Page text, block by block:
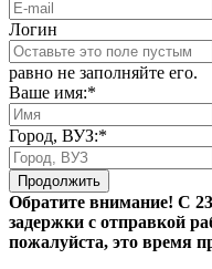
Логин
равно не заполняйте его.
Ваше имя:*
Город, ВУЗ:*
Продолжить
Обратите внимание! С
задержки с отправкой
пожалуйста, это время